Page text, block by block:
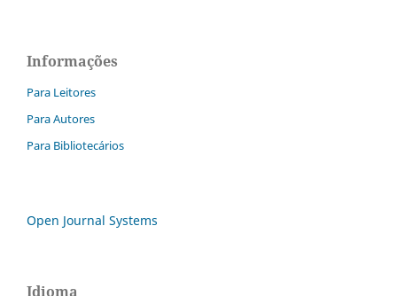
Informações
Para Leitores
Para Autores
Para Bibliotecários
Open Journal Systems
Idioma